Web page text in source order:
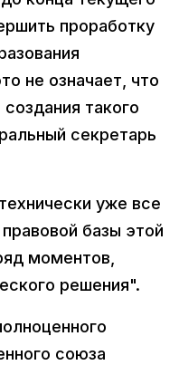
проработку
не означает, что
такого
секретарь
уже все
базы этой
моментов,
решения".
союза